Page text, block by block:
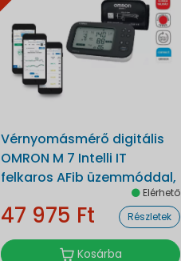
Vérnyomásmérő digitális
OMRON M 7 Intelli IT
felkaros AFib üzemmóddal,
bluetoothos automataElérhető
47 975 Ft Részletek
Kosárba